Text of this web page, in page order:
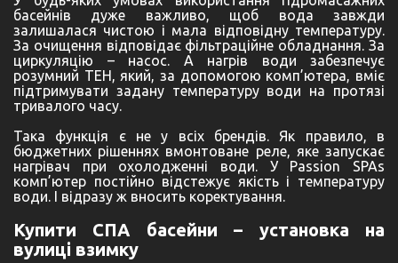
басейнів дуже важливо, щоб вода завжди
залишалася чистою і мала відповідну температуру.
За очищення відповідає фільтраційне обладнання. За
циркуляцію – насос. А нагрів води забезпечує
розумний ТЕН, який, за допомогою комп’ютера, вміє
підтримувати задану температуру води на протязі
тривалого часу.
Така функція є не у всіх брендів. Як правило, в
бюджетних рішеннях вмонтоване реле, яке запускає
нагрівач при охолодженні води. У Passion SPAs
комп’ютер постійно відстежує якість і температуру
води. І відразу ж вносить коректування.
Купити СПА басейни – установка на
вулиці взимку